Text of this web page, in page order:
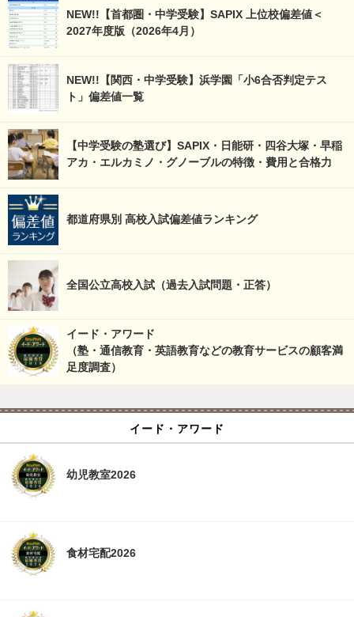
NEW!!【首都圏・中学受験】SAPIX 上位校偏差値＜
2027年度版（2026年4月）
NEW!!【関西・中学受験】浜学園「小6合否判定テス
ト」偏差値一覧
【中学受験の塾選び】SAPIX・日能研・四谷大塚・早稲
アカ・エルカミノ・グノーブルの特徴・費用と合格力
都道府県別 高校入試偏差値ランキング
全国公立高校入試（過去入試問題・正答）
イード・アワード
（塾・通信教育・英語教育などの教育サービスの顧客満
足度調査）
イード・アワード
幼児教室2026
食材宅配2026